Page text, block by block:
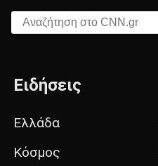
Αναζήτηση στο CNN.gr
Ειδήσεις
Ελλάδα
Κόσμος